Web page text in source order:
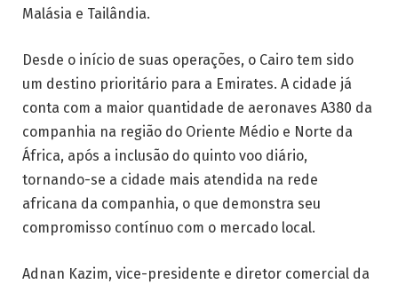
Malásia e Tailândia.
Desde o início de suas operações, o Cairo tem sido
um destino prioritário para a Emirates. A cidade já
conta com a maior quantidade de aeronaves A380 da
companhia na região do Oriente Médio e Norte da
África, após a inclusão do quinto voo diário,
tornando-se a cidade mais atendida na rede
africana da companhia, o que demonstra seu
compromisso contínuo com o mercado local.
Adnan Kazim, vice-presidente e diretor comercial da